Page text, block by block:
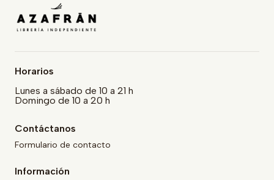
Horarios
Lunes a sábado de 10 a 21 h
Domingo de 10 a 20 h
Contáctanos
Formulario de contacto
Información